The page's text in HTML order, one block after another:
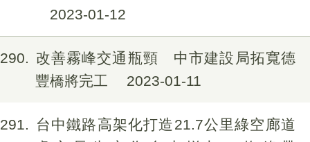
2023-01-12
改善霧峰交通瓶頸 中市建設局拓寬德
豐橋將完工
2023-01-11
台中鐵路高架化打造21.7公里綠空廊道